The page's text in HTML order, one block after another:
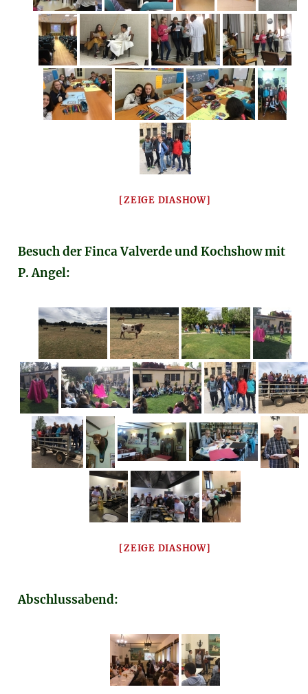
[ZEIGE DIASHOW]
Besuch der Finca Valverde und Kochshow mit
P. Angel:
[ZEIGE DIASHOW]
Abschlussabend: